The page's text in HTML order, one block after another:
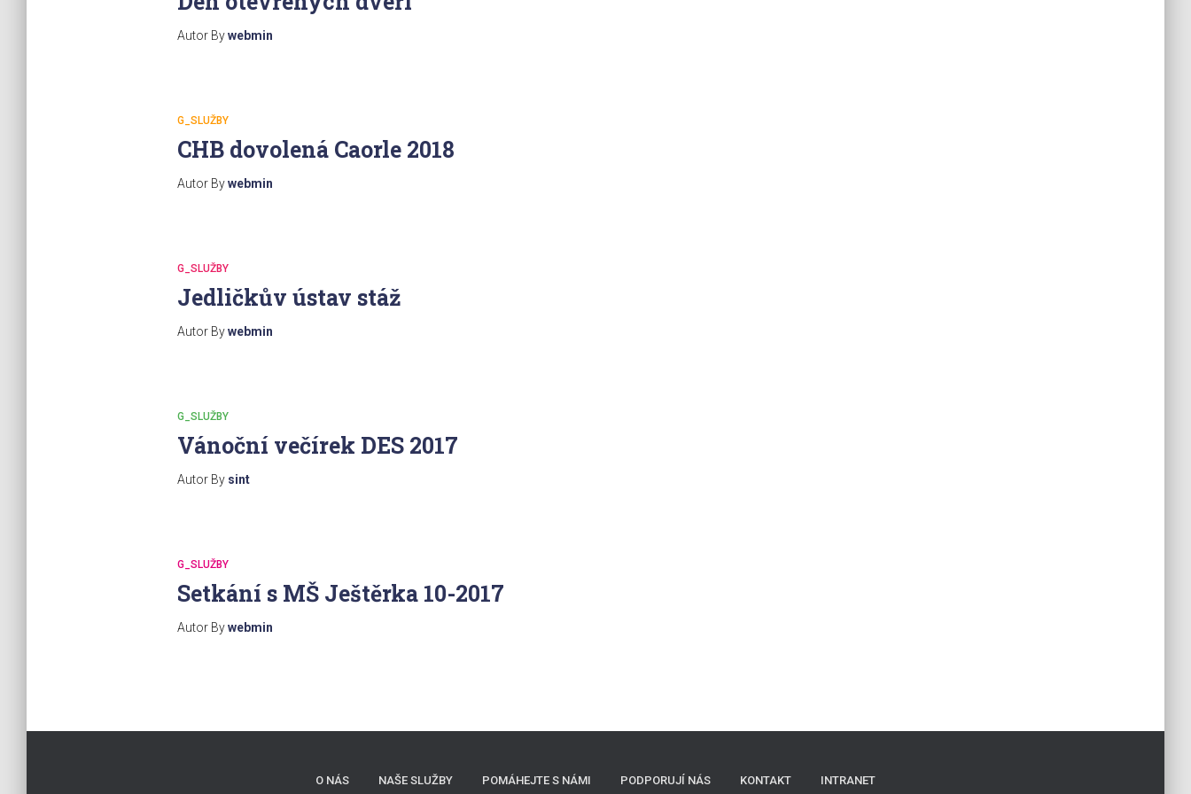
Autor Bywebmin
G_SLUŽBY
CHB dovolená Caorle 2018
Autor Bywebmin
G_SLUŽBY
Jedličkův ústav stáž
Autor Bywebmin
G_SLUŽBY
Vánoční večírek DES 2017
Autor By sint
G_SLUŽBY
Setkání s MŠ Ještěrka 10-2017
Autor Bywebmin
O NÁS NAŠE SLUŽBY POMÁHEJTE S NÁMI PODPORUJÍ NÁS KONTAKT INTRANET